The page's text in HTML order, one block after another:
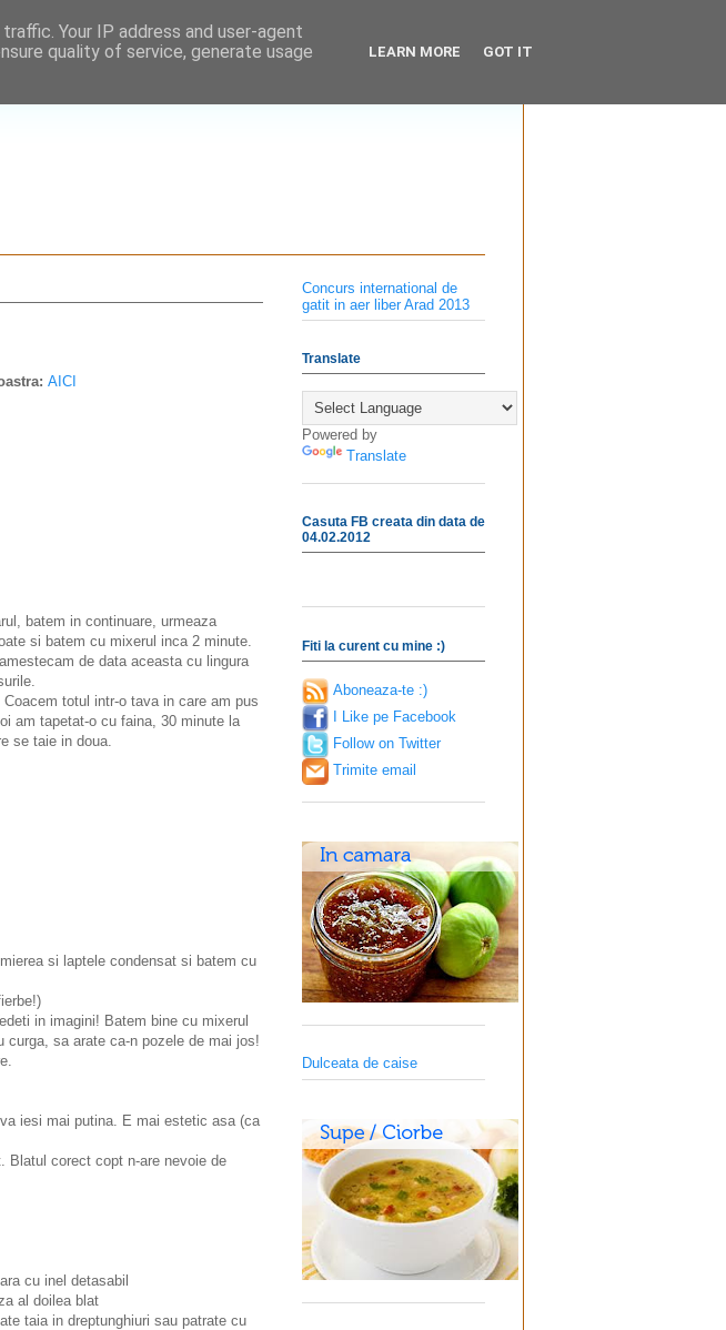
AICI
batem in continuare, urmeaza
si batem cu mixerul inca 2 minute.
de data aceasta cu lingura
totul intr-o tava in care am pus
am tapetat-o cu faina, 30 minute la
se taie in doua.
si laptele condensat si batem cu
in imagini! Batem bine cu mixerul
curga, sa arate ca-n pozele de mai jos!
iesi mai putina. E mai estetic asa (ca
Blatul corect copt n-are nevoie de
cu inel detasabil
al doilea blat
taia in dreptunghiuri sau patrate cu
Concurs international de
gatit in aer liber Arad 2013
Translate
Powered by
Translate
Casuta FB creata din data de
04.02.2012
Fiti la curent cu mine :)
Aboneaza-te :)
I Like pe Facebook
Follow on Twitter
Trimite email
Dulceata de caise
Your IP address and user-agent
quality of service, generate usage
LEARN MORE GOT IT